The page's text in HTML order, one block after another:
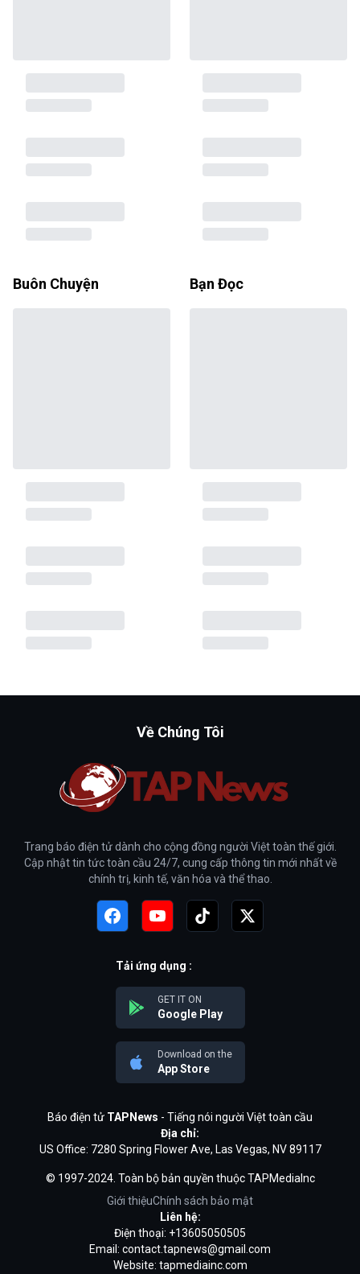
Buôn Chuyện Bạn Đọc
Về Chúng Tôi
Trang báo điện tử dành cho cộng đồng người Việt toàn thế giới.
Cập nhật tin tức toàn cầu 24/7, cung cấp thông tin mới nhất về
chính trị, kinh tế, văn hóa và thể thao.
Tải ứng dụng :
GET IT ON
Google Play
Download on the
App Store
Báo điện tử TAPNews - Tiếng nói người Việt toàn cầu
Địa chỉ:
US Office: 7280 Spring Flower Ave, Las Vegas, NV 89117
© 1997-2024. Toàn bộ bản quyền thuộc TAPMediaInc
Giới thiệuChính sách bảo mật
Liên hệ:
Điện thoại: +13605050505
Email: contact.tapnews@gmail.com
Website: tapmediainc.com